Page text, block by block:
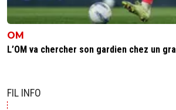
OM
L’OM va chercher son gardien chez un
FIL INFO